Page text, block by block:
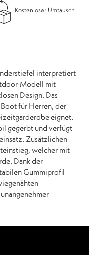
Kostenloser Umtausch
interpretiert
Modell mit
Design. Das
für Herren, der
eignet.
gegerbt und verfügt
Zusätzlichen
welcher mit
Dank der
Gummiprofil